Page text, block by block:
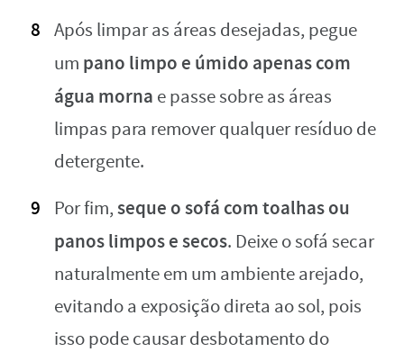
Após limpar as áreas desejadas, pegue
um pano limpo e úmido apenas com
água morna e passe sobre as áreas
limpas para remover qualquer resíduo de
detergente.
Por fim,seque o sofá com toalhas ou
panos limpos e secos. Deixe o sofá secar
naturalmente em um ambiente arejado,
evitando a exposição direta ao sol, pois
isso pode causar desbotamento do